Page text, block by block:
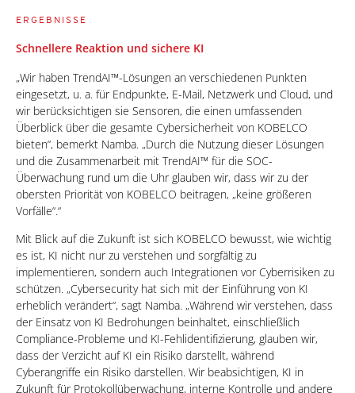
ERGEBNISSE
Schnellere Reaktion und sichere KI
„Wir haben TrendAI™-Lösungen an verschiedenen Punkten
eingesetzt, u. a. für Endpunkte, E-Mail, Netzwerk und Cloud, und
wir berücksichtigen sie Sensoren, die einen umfassenden
Überblick über die gesamte Cybersicherheit von KOBELCO
bieten“, bemerkt Namba. „Durch die Nutzung dieser Lösungen
und die Zusammenarbeit mit TrendAI™ für die SOC-
Überwachung rund um die Uhr glauben wir, dass wir zu der
obersten Priorität von KOBELCO beitragen, „keine größeren
Vorfälle“.“
Mit Blick auf die Zukunft ist sich KOBELCO bewusst, wie wichtig
es ist, KI nicht nur zu verstehen und sorgfältig zu
implementieren, sondern auch Integrationen vor Cyberrisiken zu
schützen. „Cybersecurity hat sich mit der Einführung von KI
erheblich verändert“, sagt Namba. „Während wir verstehen, dass
der Einsatz von KI Bedrohungen beinhaltet, einschließlich
Compliance-Probleme und KI-Fehlidentifizierung, glauben wir,
dass der Verzicht auf KI ein Risiko darstellt, während
Cyberangriffe ein Risiko darstellen. Wir beabsichtigen, KI in
Zukunft für Protokollüberwachung, interne Kontrolle und andere